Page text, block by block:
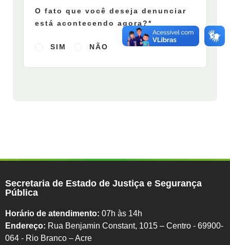
O fato que você deseja denunciar
está acontecendo agora?*
SIM NÃO
Secretaria de Estado de Justiça e Segurança
Pública
Horário de atendimento: 07h às 14h
Endereço: Rua Benjamin Constant, 1015 – Centro - 69900-
064 - Rio Branco – Acre